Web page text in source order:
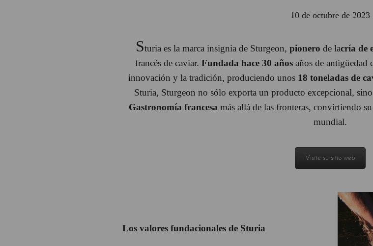
10 de octubre de 2023
Sturia es la marca insignia de Sturgeon, pionero de lacría de
francés de caviar. Fundada hace 30 años años de antigüedad
innovación y la tradición, produciendo unos 18 toneladas de
Sturia, Sturgeon no sólo exporta un producto excepcional, sino
Gastronomía francesa más allá de las fronteras, convirtiendo
mundial.
Visite su sitio web
Los valores fundacionales de Sturia